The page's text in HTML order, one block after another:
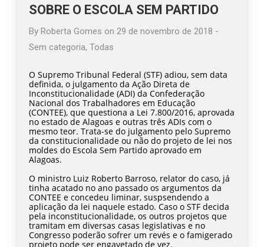
SOBRE O ESCOLA SEM PARTIDO
ByRoberta Gomes on29 de novembro de 2018 -
Sem categoria,Todas
O Supremo Tribunal Federal (STF) adiou, sem data
definida, o julgamento da Ação Direta de
Inconstitucionalidade (ADI) da Confederação
Nacional dos Trabalhadores em Educação
(CONTEE), que questiona a Lei 7.800/2016, aprovada
no estado de Alagoas e outras três ADIs com o
mesmo teor. Trata-se do julgamento pelo Supremo
da constitucionalidade ou não do projeto de lei nos
moldes do Escola Sem Partido aprovado em
Alagoas.
O ministro Luiz Roberto Barroso, relator do caso, já
tinha acatado no ano passado os argumentos da
CONTEE e concedeu liminar, suspsendendo a
aplicação da lei naquele estado. Caso o STF decida
pela inconstitucionalidade, os outros projetos que
tramitam em diversas casas legislativas e no
Congresso poderão sofrer um revés e o famigerado
projeto pode ser engavetado de vez.